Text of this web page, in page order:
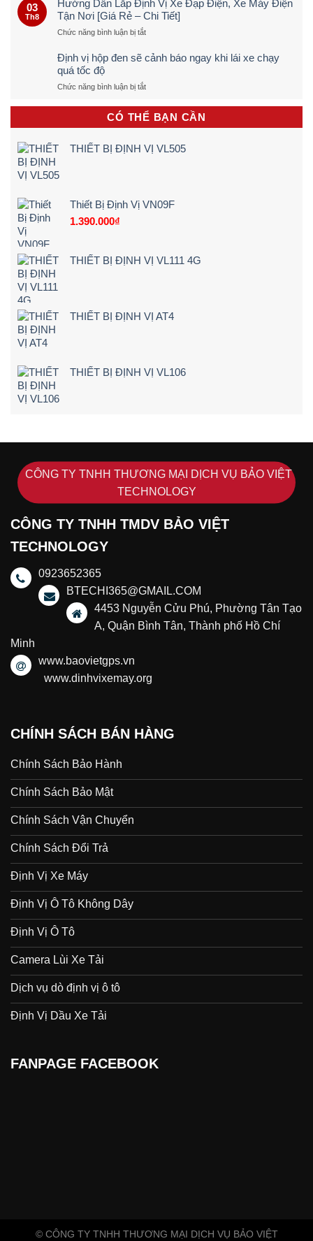
Định
Vị
Ô
Trực
Chính
100%
(Quy
5
Bước)
03
Th8
Hướng Dẫn Lắp Định Vị Xe Đạp Điện, Xe Máy Điện
Tận Nơi [Giá Rẻ – Chi Tiết]
Chức năng bình luận bị tắtở
Dẫn
Vị
Đạp
Điện,
Máy
Điện
Rẻ
–
Định vị hộp đen sẽ cảnh báo ngay khi lái xe chạy
quá tốc độ
Chức năng bình luận bị tắtở
vị
hộp
đen
cảnh
xe
CÓ THỂ BẠN CẦN
THIẾT BỊ ĐỊNH VỊ VL505
Thiết Bị Định Vị VN09F
1.390.000₫
THIẾT BỊ ĐỊNH VỊ VL111 4G
THIẾT BỊ ĐỊNH VỊ AT4
THIẾT BỊ ĐỊNH VỊ VL106
CÔNG TY TNHH THƯƠNG MẠI DỊCH VỤ BẢO VIỆT
TECHNOLOGY
CÔNG TY TNHH TMDV BẢO VIỆT
TECHNOLOGY
0923652365
BTECHI365@GMAIL.COM
4453 Nguyễn Cửu Phú, Phường Tân Tạo
A, Quận Bình Tân, Thành phố Hồ Chí
Minh
www.baovietgps.vn
www.dinhvixemay.org
CHÍNH SÁCH BÁN HÀNG
Chính Sách Bảo Hành
Chính Sách Bảo Mật
Chính Sách Vận Chuyển
Chính Sách Đổi Trả
Định Vị Xe Máy
Định Vị Ô Tô Không Dây
Định Vị Ô Tô
Camera Lùi Xe Tải
Dịch vụ dò định vị ô tô
Định Vị Dầu Xe Tải
FANPAGE FACEBOOK
© CÔNG TY TNHH THƯƠNG MẠI DỊCH VỤ BẢO VIỆT